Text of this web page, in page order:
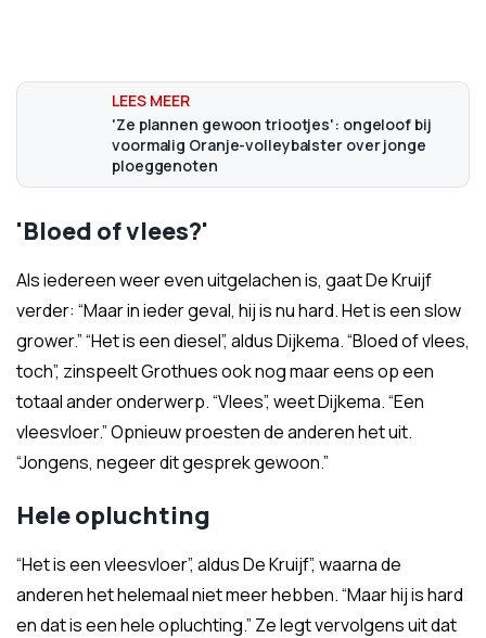
'Ze plannen gewoon triootjes': ongeloof bij
voormalig Oranje-volleybalster over jonge
ploeggenoten
'Bloed of vlees?'
Als iedereen weer even uitgelachen is, gaat De Kruijf
verder: “Maar in ieder geval, hij is nu hard. Het is een slow
grower.” “Het is een diesel”, aldus Dijkema. “Bloed of vlees,
toch”, zinspeelt Grothues ook nog maar eens op een
totaal ander onderwerp. “Vlees”, weet Dijkema. “Een
vleesvloer.” Opnieuw proesten de anderen het uit.
“Jongens, negeer dit gesprek gewoon.”
Hele opluchting
“Het is een vleesvloer”, aldus De Kruijf”, waarna de
anderen het helemaal niet meer hebben. “Maar hij is hard
en dat is een hele opluchting.” Ze legt vervolgens uit dat